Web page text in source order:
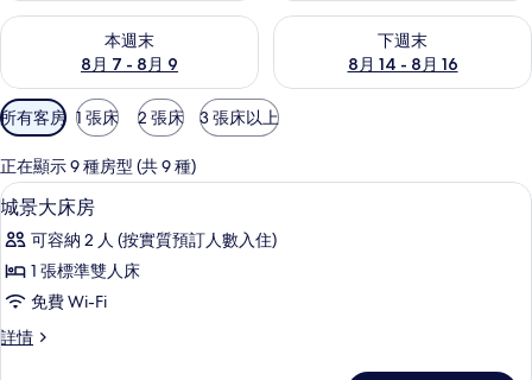
本週末
8月 7 - 8月 9
查看本週末 8月 7 - 8月 9的可訂空房
下週末
8月 14 - 8月 16
查看下週末 8月 14 - 8月 16的
可
用
嘅
客
房
篩
選
條
所有客房 1 張床 2 張床 3 張床以上
正在顯示 9 種房型 (共 9 種)
載
入
所
有
景
防敏寢具、房內夾萬、書桌、手提電
9
城景大床房
可容納 2 人 (按實質預訂人數入住)
1 張標準雙人床
免費 Wi-Fi
詳情
城